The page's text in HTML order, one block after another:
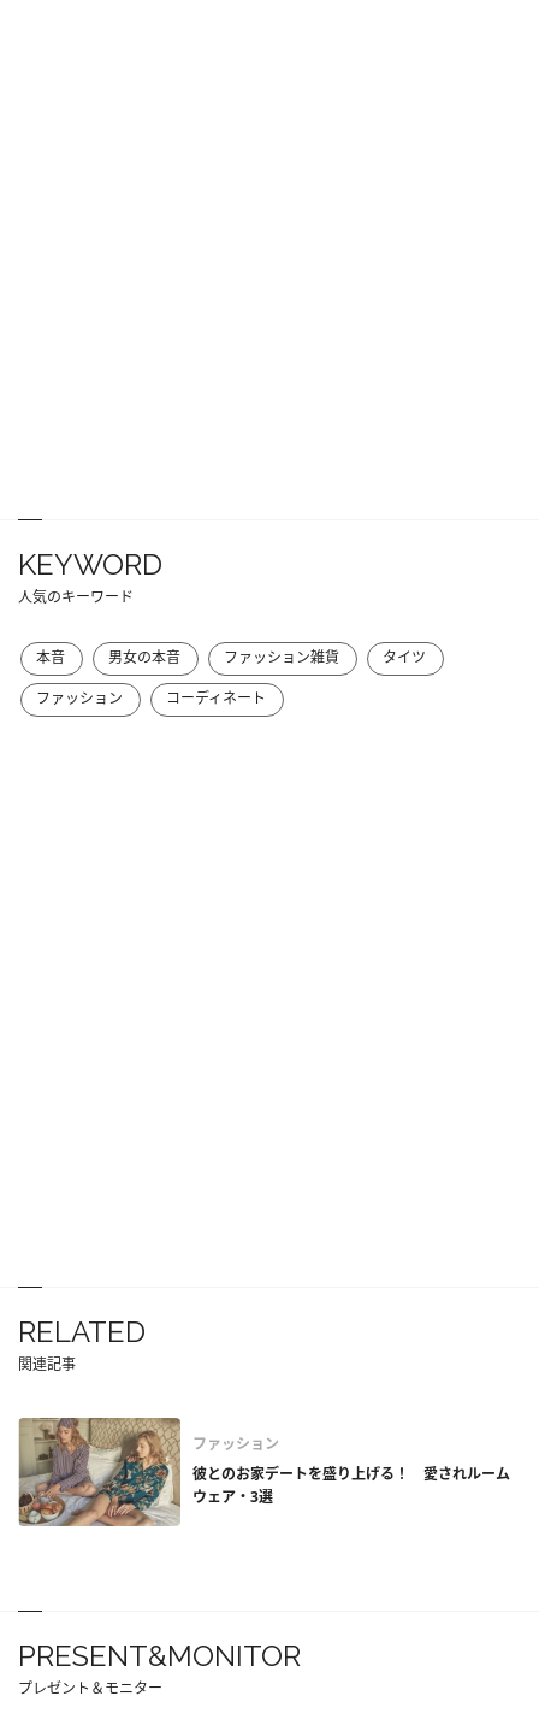
KEYWORD
人気のキーワード
本音 男女の本音 ファッション雑貨
タイツ
ファッション
コーディネート
RELATED
関連記事
ファッション
彼とのお家デートを盛り上げる！ 愛されルーム
ウェア・3選
PRESENT&MONITOR
プレゼント＆モニター